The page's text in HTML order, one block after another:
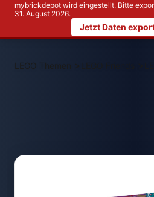
mybrickdepot wird eingestellt. Bitte
31. August 2026.
Jetzt Daten
LEGO Themen >